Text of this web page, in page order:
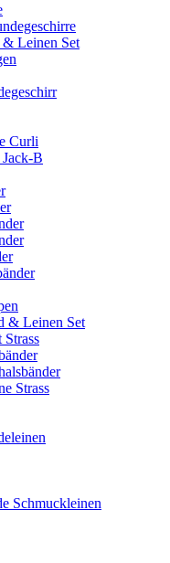
Leinen Set
Curli
B
& Leinen Set
Strass
Strass
Schmuckleinen